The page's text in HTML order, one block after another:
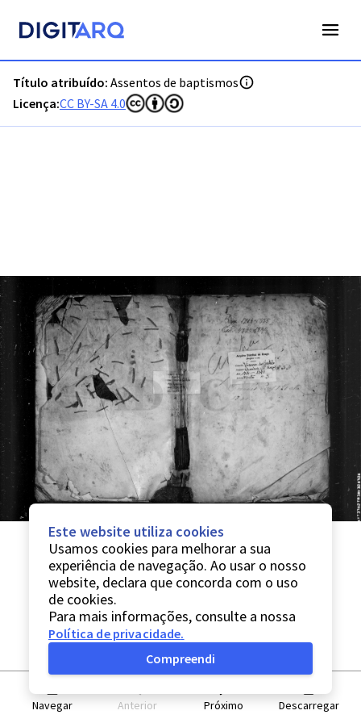
Título atribuído: Assentos de baptismos
Licença:CC BY-SA 4.0
Navegar Anterior Próximo Descarregar
Este website utiliza cookies
Usamos cookies para melhorar a sua
experiência de navegação. Ao usar o nosso
website, declara que concorda com o uso
de cookies.
Para mais informações, consulte a nossa
Política de privacidade.
Compreendi